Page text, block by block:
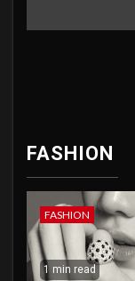
FASHION
FASHION
1 min read